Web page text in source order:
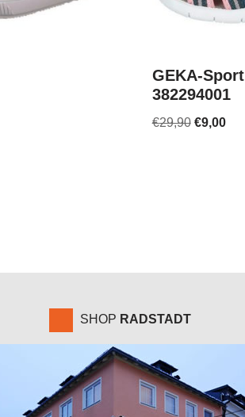
GEKA-Sport
382294001
€29,90 €9,00
SHOP RADSTADT